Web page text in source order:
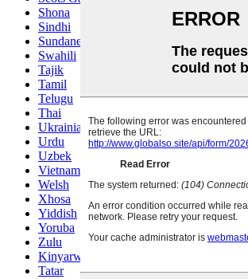
Shona
Sindhi
Sundanese
Swahili
Tajik
Tamil
Telugu
Thai
Ukrainian
Urdu
Uzbek
Vietnamese
Welsh
Xhosa
Yiddish
Yoruba
Zulu
Kinyarwanda
Tatar